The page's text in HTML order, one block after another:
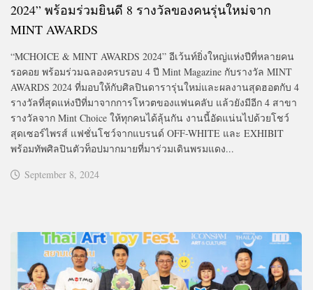
2024” พร้อมร่วมยินดี 8 รางวัลของคนรุ่นใหม่จาก
MINT AWARDS
“MCHOICE & MINT AWARDS 2024” อีเว้นท์ยิ่งใหญ่แห่งปีที่หลายคน
รอคอย พร้อมร่วมฉลองครบรอบ 4 ปี Mint Magazine กับรางวัล MINT
AWARDS 2024 ที่มอบให้กับศิลปินดารารุ่นใหม่และผลงานสุดฮอตกับ 4
รางวัลที่สุดแห่งปีที่มาจากการโหวตของแฟนคลับ แล้วยังมีอีก 4 สาขา
รางวัลจาก Mint Choice ให้ทุกคนได้ลุ้นกัน งานนี้อัดแน่นไปด้วยโชว์
สุดเซอร์ไพรส์ แฟชั่นโชว์จากแบรนด์ OFF-WHITE และ EXHIBIT
พร้อมทัพศิลปินตัวท็อปมากมายที่มาร่วมเดินพรมแดง...
September 8, 2024